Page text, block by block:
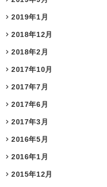
2019年1月
2018年12月
2018年2月
2017年10月
2017年7月
2017年6月
2017年3月
2016年5月
2016年1月
2015年12月